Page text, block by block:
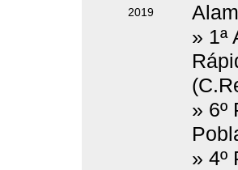
2019
» 1ª
» 6º
» 4º